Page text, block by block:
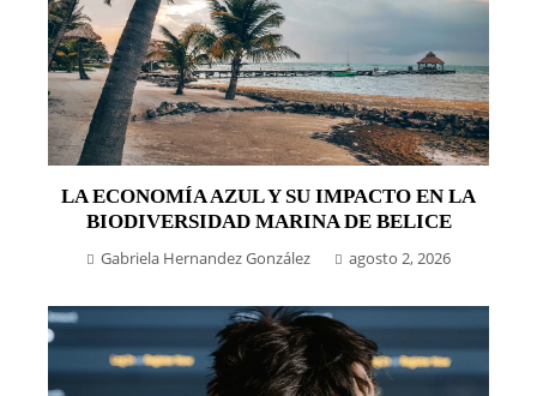
LA ECONOMÍA AZUL Y SU IMPACTO EN LA
BIODIVERSIDAD MARINA DE BELICE
Gabriela Hernandez González agosto 2, 2026